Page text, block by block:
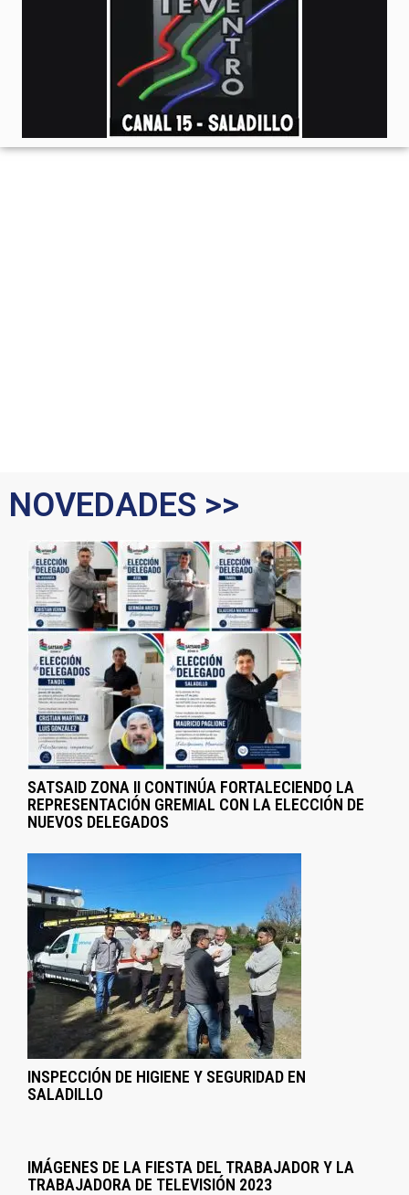
NOVEDADES >>
SATSAID ZONA II CONTINÚA FORTALECIENDO LA
REPRESENTACIÓN GREMIAL CON LA ELECCIÓN DE
NUEVOS DELEGADOS
INSPECCIÓN DE HIGIENE Y SEGURIDAD EN
SALADILLO
IMÁGENES DE LA FIESTA DEL TRABAJADOR Y LA
TRABAJADORA DE TELEVISIÓN 2023